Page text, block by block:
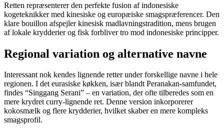
Retten repræsenterer den perfekte fusion af indonesiske
kogeteknikker med kinesiske og europæiske smagspræferencer. Den
klare bouillon afspejler kinesisk madlavningstradition, mens brugen
af lokale krydderier og fisk forbliver tro mod indonesiske principper.
Regional variation og alternative navne
Interessant nok kendes lignende retter under forskellige navne i hele
regionen. I det eurasiske køkken, især blandt Peranakan-samfundet,
findes “Singgang Serani” – en variation, der ofte tilberedes som en
mere krydret curry-lignende ret. Denne version inkorporerer
kokosmælk og flere krydderier, hvilket skaber en mere kompleks
smagsprofil.